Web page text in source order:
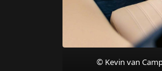
© Kevin van